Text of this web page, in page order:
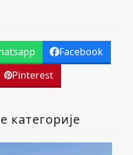
Facebook
Pinterest
категорије